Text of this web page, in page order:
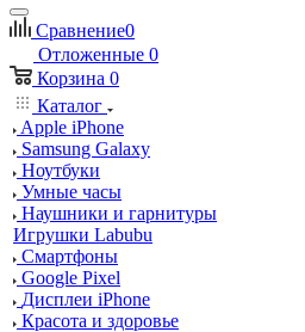
Сравнение0
Отложенные 0
Корзина 0
Каталог
Apple iPhone
Samsung Galaxy
Ноутбуки
Умные часы
Наушники и гарнитуры
Игрушки Labubu
Смартфоны
Google Pixel
Дисплеи iPhone
Красота и здоровье